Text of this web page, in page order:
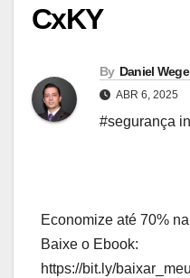
CxKY
By Daniel Wege
ABR 6, 2025
#segurança
Economize até 70%
Baixe o Ebook:
https://bit.ly/